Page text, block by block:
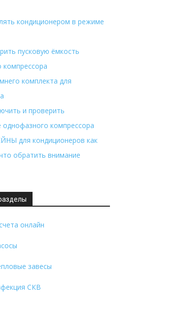
кондиционером в режиме
пусковую ёмкость
компрессора
комплекта для
и проверить
однофазного компрессора
для кондиционеров как
обратить внимание
онлайн
завесы
СКВ